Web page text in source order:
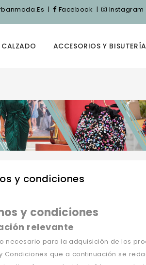
| Facebook | Instagram
CALZADO ACCESORIOS Y BISUTERÍA
y condiciones
y condiciones
relevante
necesario para la adquisición de los
Condiciones que a continuación se